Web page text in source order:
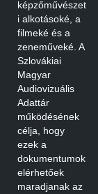
képzőművészet
i alkotásoké, a
filmeké és a
zeneműveké. A
Szlovákiai
Magyar
Audiovizuális
Adattár
működésének
célja, hogy
ezek a
dokumentumok
elérhetőek
maradjanak az